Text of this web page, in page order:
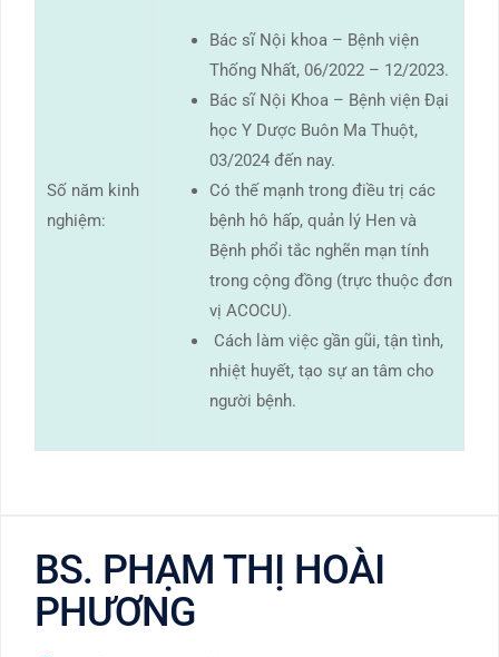
Số năm kinh
nghiệm:
Bác sĩ Nội khoa – Bệnh viện
Thống Nhất, 06/2022 – 12/2023.
Bác sĩ Nội Khoa – Bệnh viện Đại
học Y Dược Buôn Ma Thuột,
03/2024 đến nay.
Có thế mạnh trong điều trị các
bệnh hô hấp, quản lý Hen và
Bệnh phổi tắc nghẽn mạn tính
trong cộng đồng (trực thuộc đơn
vị ACOCU).
Cách làm việc gần gũi, tận tình,
nhiệt huyết, tạo sự an tâm cho
người bệnh.
BS. PHẠM THỊ HOÀI
PHƯƠNG